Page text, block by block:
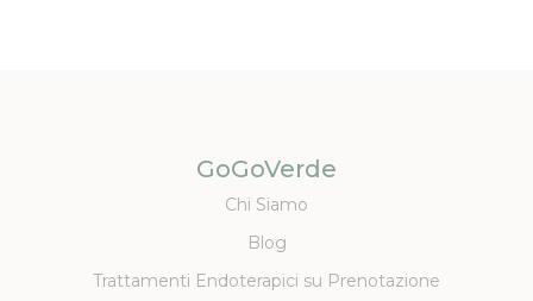
GoGoVerde
Chi Siamo
Blog
Trattamenti Endoterapici su Prenotazione